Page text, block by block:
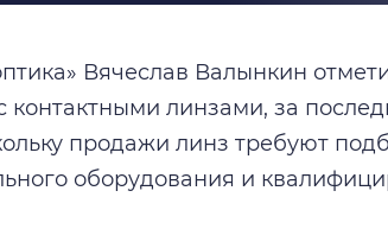
Вячеслав Валынкин
контактными линзами, за
продажи линз требуют
оборудования и